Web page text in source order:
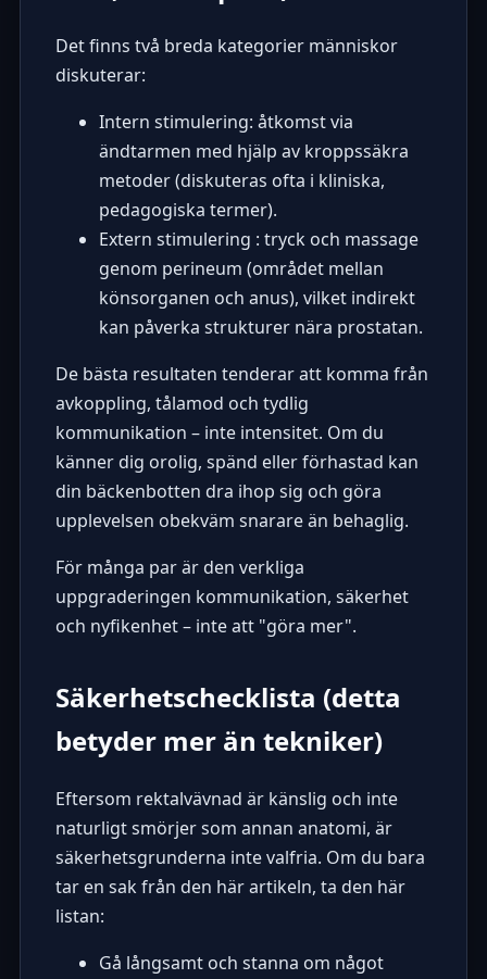
Det finns två breda kategorier människor
diskuterar:
Intern stimulering: åtkomst via
ändtarmen med hjälp av kroppssäkra
metoder (diskuteras ofta i kliniska,
pedagogiska termer).
Extern stimulering : tryck och massage
genom perineum (området mellan
könsorganen och anus), vilket indirekt
kan påverka strukturer nära prostatan.
De bästa resultaten tenderar att komma från
avkoppling, tålamod och tydlig
kommunikation – inte intensitet. Om du
känner dig orolig, spänd eller förhastad kan
din bäckenbotten dra ihop sig och göra
upplevelsen obekväm snarare än behaglig.
För många par är den verkliga
uppgraderingen kommunikation, säkerhet
och nyfikenhet – inte att "göra mer".
Säkerhetschecklista (detta
betyder mer än tekniker)
Eftersom rektalvävnad är känslig och inte
naturligt smörjer som annan anatomi, är
säkerhetsgrunderna inte valfria. Om du bara
tar en sak från den här artikeln, ta den här
listan:
Gå långsamt och stanna om något